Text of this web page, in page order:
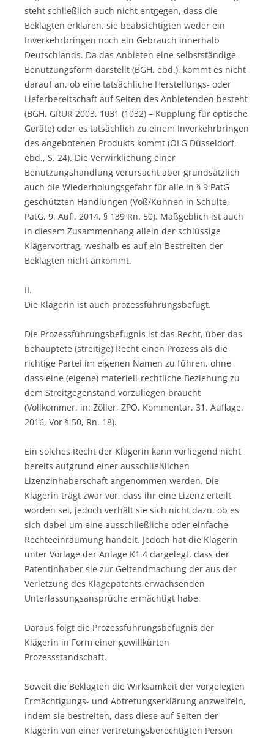
steht schließlich auch nicht entgegen, dass die
Beklagten erklären, sie beabsichtigten weder ein
Inverkehrbringen noch ein Gebrauch innerhalb
Deutschlands. Da das Anbieten eine selbstständige
Benutzungsform darstellt (BGH, ebd.), kommt es nicht
darauf an, ob eine tatsächliche Herstellungs- oder
Lieferbereitschaft auf Seiten des Anbietenden besteht
(BGH, GRUR 2003, 1031 (1032) – Kupplung für optische
Geräte) oder es tatsächlich zu einem Inverkehrbringen
des angebotenen Produkts kommt (OLG Düsseldorf,
ebd., S. 24). Die Verwirklichung einer
Benutzungshandlung verursacht aber grundsätzlich
auch die Wiederholungsgefahr für alle in § 9 PatG
geschützten Handlungen (Voß/Kühnen in Schulte,
PatG, 9. Aufl. 2014, § 139 Rn. 50). Maßgeblich ist auch
in diesem Zusammenhang allein der schlüssige
Klägervortrag, weshalb es auf ein Bestreiten der
Beklagten nicht ankommt.
II.
Die Klägerin ist auch prozessführungsbefugt.
Die Prozessführungsbefugnis ist das Recht, über das
behauptete (streitige) Recht einen Prozess als die
richtige Partei im eigenen Namen zu führen, ohne
dass eine (eigene) materiell-rechtliche Beziehung zu
dem Streitgegenstand vorzuliegen braucht
(Vollkommer, in: Zöller, ZPO, Kommentar, 31. Auflage,
2016, Vor § 50, Rn. 18).
Ein solches Recht der Klägerin kann vorliegend nicht
bereits aufgrund einer ausschließlichen
Lizenzinhaberschaft angenommen werden. Die
Klägerin trägt zwar vor, dass ihr eine Lizenz erteilt
worden sei, jedoch verhält sie sich nicht dazu, ob es
sich dabei um eine ausschließliche oder einfache
Rechteeinräumung handelt. Jedoch hat die Klägerin
unter Vorlage der Anlage K1.4 dargelegt, dass der
Patentinhaber sie zur Geltendmachung der aus der
Verletzung des Klagepatents erwachsenden
Unterlassungsansprüche ermächtigt habe.
Daraus folgt die Prozessführungsbefugnis der
Klägerin in Form einer gewillkürten
Prozessstandschaft.
Soweit die Beklagten die Wirksamkeit der vorgelegten
Ermächtigungs- und Abtretungserklärung anzweifeln,
indem sie bestreiten, dass diese auf Seiten der
Klägerin von einer vertretungsberechtigten Person